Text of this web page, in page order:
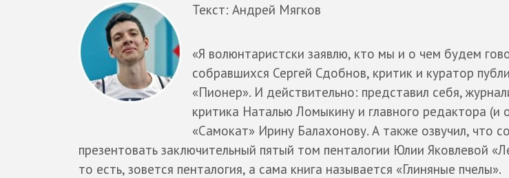
Текст: Андрей Мягков
«Я волюнтаристски заявлю, кто мы и о чем будем
собравшихся Сергей Сдобнов, критик и куратор
«Пионер». И действительно: представил себя,
критика Наталью Ломыкину и главного редактора (и
«Самокат» Ирину Балахонову. А также озвучил, что
презентовать заключительный пятый том пенталогии Юлии Яковлевой
то есть, зовется пенталогия, а сама книга называется «Глиняные пчелы».